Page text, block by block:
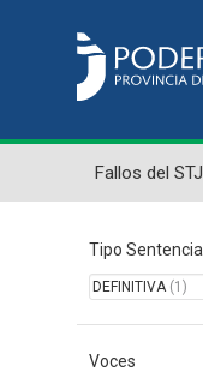
Fallos del STJ
Tipo Sentencia
DEFINITIVA(1)
Voces